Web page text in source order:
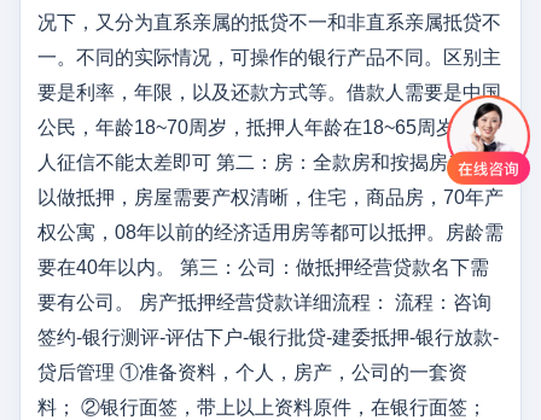
况下，又分为直系亲属的抵贷不一和非直系亲属抵贷不
一。不同的实际情况，可操作的银行产品不同。区别主
要是利率，年限，以及还款方式等。借款人需要是中国
公民，年龄18~70周岁，抵押人年龄在18~65周岁。个
人征信不能太差即可 第二：房：全款房和按揭房都可
以做抵押，房屋需要产权清晰，住宅，商品房，70年产
权公寓，08年以前的经济适用房等都可以抵押。房龄需
要在40年以内。 第三：公司：做抵押经营贷款名下需
要有公司。 房产抵押经营贷款详细流程： 流程：咨询
签约-银行测评-评估下户-银行批贷-建委抵押-银行放款-
贷后管理 ①准备资料，个人，房产，公司的一套资
料； ②银行面签，带上以上资料原件，在银行面签；